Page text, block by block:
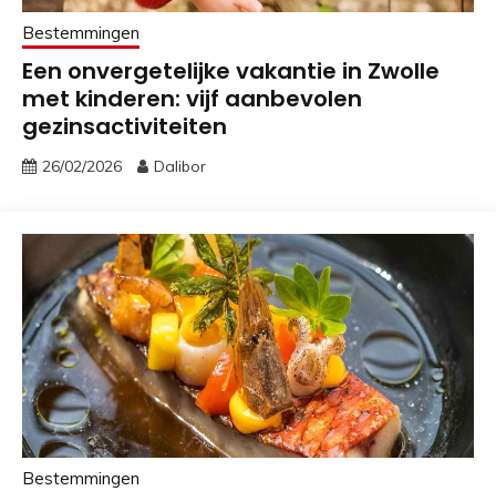
Bestemmingen
Een onvergetelijke vakantie in Zwolle
met kinderen: vijf aanbevolen
gezinsactiviteiten
26/02/2026 Dalibor
Bestemmingen